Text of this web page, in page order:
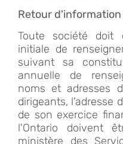
Retour d'information
Toute société doit
initiale de
suivant sa
annuelle de
noms et adresses
dirigeants, l'adresse
de son exercice
l'Ontario doivent
ministère des